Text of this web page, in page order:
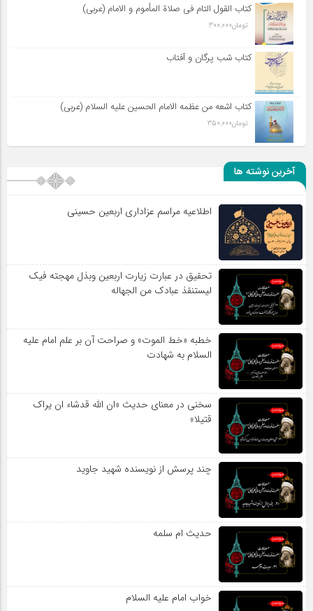
کتاب القول التام فی صلاة المأموم و الامام (عربی)
تومان300,000
کتاب شب پرگان و آفتاب
کتاب اشعه من عظمه الامام الحسین علیه السلام (عربی)
تومان350,000
آخرین نوشته ها
اطلاعیه مراسم عزاداری اربعین حسینی
تحقیق در عبارت زیارت اربعین وبذل مهجته فیک
لیستنقذ عبادک من الجهاله
خطبه «خط الموت» و صراحت آن بر علم امام علیه
السلام به شهادت
سخنی در معنای حدیث «ان الله قدشاء ان یراک
قتیلا»
چند پرسش از نویسنده شهید جاوید
حدیث ام سلمه
خواب امام علیه السلام